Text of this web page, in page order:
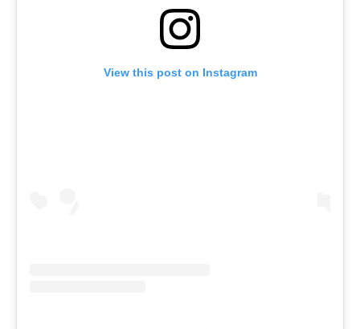
View this post on Instagram